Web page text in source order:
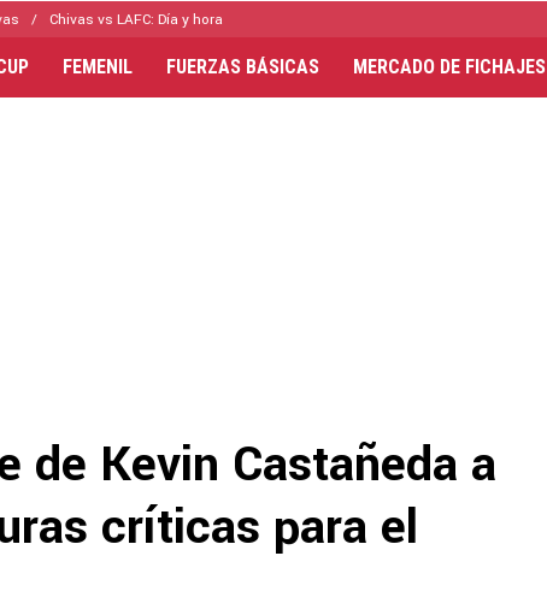
Chivas vs LAFC: Día y hora
FEMENIL FUERZAS BÁSICAS MERCADO DE FICHAJES
de Kevin Castañeda a
críticas para el